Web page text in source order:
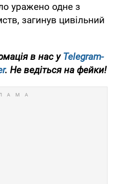
уражено одне з
загинув цивільний
в нас уTelegram-
. Не ведіться на фейки!